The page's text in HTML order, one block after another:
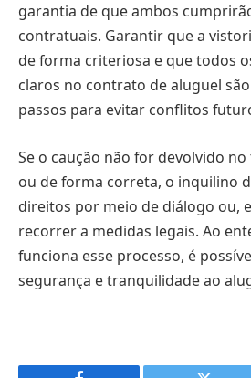
garantia de que ambos
contratuais. Garantir que a
de forma criteriosa e que todos
claros no contrato de aluguel
passos para evitar conflitos
Se o caução não for devolvido
ou de forma correta, o inquilino
direitos por meio de diálogo ou,
recorrer a medidas legais. Ao
funciona esse processo, é
segurança e tranquilidade ao